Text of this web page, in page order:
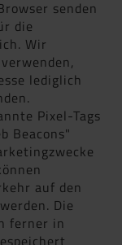
senden
die
Wir
lediglich
Pixel-Tags
Beacons"
auf den
Die
ferner in